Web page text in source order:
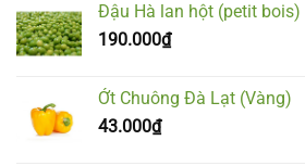
Đậu Hà lan hột (petit bois)
190.000₫
Ớt Chuông Đà Lạt (Vàng)
43.000₫